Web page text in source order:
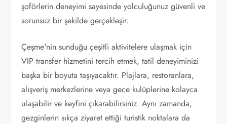
şoförlerin deneyimi sayesinde yolculuğunuz güvenli ve
sorunsuz bir şekilde gerçekleşir.
Çeşme'nin sunduğu çeşitli aktivitelere ulaşmak için
VIP transfer hizmetini tercih etmek, tatil deneyiminizi
başka bir boyuta taşıyacaktır. Plajlara, restoranlara,
alışveriş merkezlerine veya gece kulüplerine kolayca
ulaşabilir ve keyfini çıkarabilirsiniz. Aynı zamanda,
gezginlerin sıkça ziyaret ettiği turistik noktalara da